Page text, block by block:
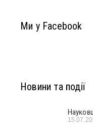
Ми у Facebook
Новини та події